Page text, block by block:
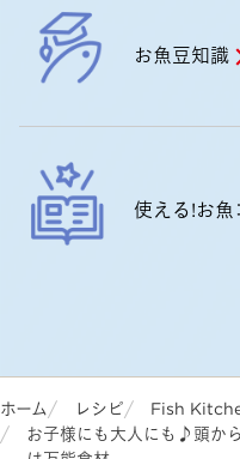
お魚豆知識
使える!お魚
ホーム レシピ Fish
お子様にも大人にも♪頭か